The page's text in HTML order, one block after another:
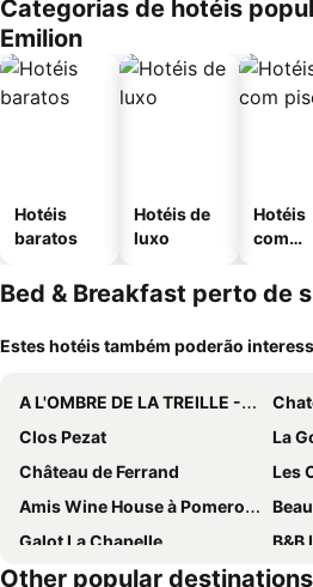
Categorias de hotéis
Emilion
Hotéis
baratos
Hotéis de
luxo
Hotéis
com
Bed & Breakfast perto de
Estes hotéis também poderão
A L'OMBRE DE LA TREILLE -Proche Saint-Emilion
Clos Pezat
La
Château de Ferrand
Les
Amis Wine House à Pomerol, à côté de Saint-Émilion
Galot La Chapelle
B&B
Le Jardin De Gassiot
Les
Other popular